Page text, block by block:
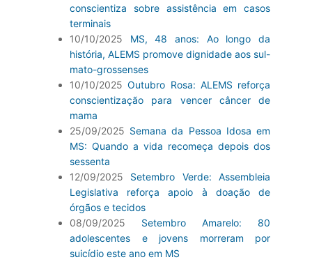
conscientiza sobre assistência em casos
terminais
10/10/2025 MS, 48 anos: Ao longo da
história, ALEMS promove dignidade aos sul-
mato-grossenses
10/10/2025Outubro Rosa: ALEMS reforça
conscientização para vencer câncer de
mama
25/09/2025 Semana da Pessoa Idosa em
MS: Quando a vida recomeça depois dos
sessenta
12/09/2025 Setembro Verde: Assembleia
Legislativa reforça apoio à doação de
órgãos e tecidos
08/09/2025 Setembro Amarelo: 80
adolescentes e jovens morreram por
suicídio este ano em MS